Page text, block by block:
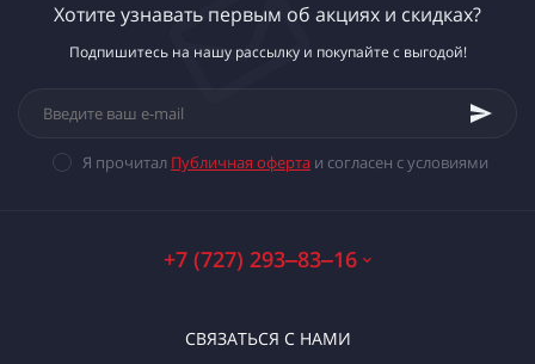
Хотите узнавать первым об акциях и скидках?
Подпишитесь на нашу рассылку и покупайте с выгодой!
Я прочитал Публичная оферта и согласен с условиями
+7 (727) 293‒83‒16
СВЯЗАТЬСЯ С НАМИ